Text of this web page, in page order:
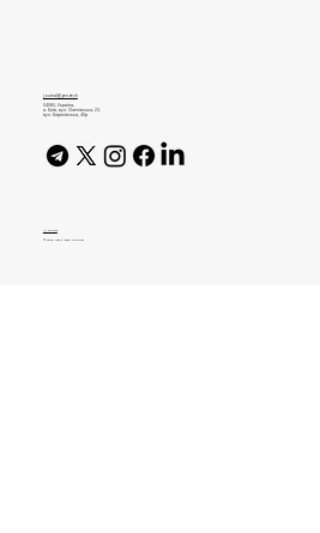
journal@gen.tech
04080, Україна,
м. Київ, вул. Оленівська, 23,​
вул. Кирилівська, 40р
AI Policy
© 2026 High Bar Journal